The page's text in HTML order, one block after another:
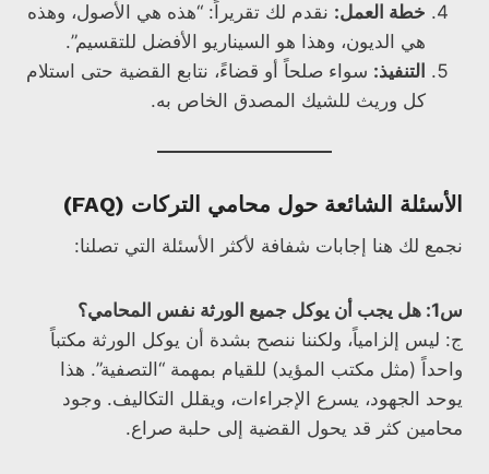
خطة العمل: نقدم لك تقريراً: “هذه هي الأصول، وهذه
هي الديون، وهذا هو السيناريو الأفضل للتقسيم”.
التنفيذ: سواء صلحاً أو قضاءً، نتابع القضية حتى استلام
كل وريث للشيك المصدق الخاص به.
الأسئلة الشائعة حول محامي التركات (FAQ)
نجمع لك هنا إجابات شفافة لأكثر الأسئلة التي تصلنا:
س1: هل يجب أن يوكل جميع الورثة نفس المحامي؟
ج: ليس إلزامياً، ولكننا ننصح بشدة أن يوكل الورثة مكتباً
واحداً (مثل مكتب المؤيد) للقيام بمهمة “التصفية”. هذا
يوحد الجهود، يسرع الإجراءات، ويقلل التكاليف. وجود
محامين كثر قد يحول القضية إلى حلبة صراع.